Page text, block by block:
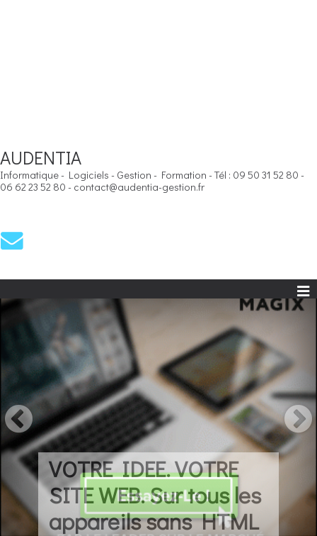
AUDENTIA
Informatique - Logiciels - Gestion - Formation - Tél : 09 50 31 52 80 -
06 62 23 52 80 - contact@audentia-gestion.fr
VOTRE IDEE. VOTRE
SITE WEB. Sur tous les
appareils sans HTML